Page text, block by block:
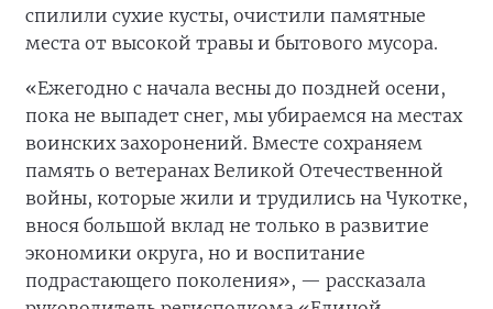
спилили сухие кусты, очистили памятные
места от высокой травы и бытового мусора.
«Ежегодно с начала весны до поздней осени,
пока не выпадет снег, мы убираемся на местах
воинских захоронений. Вместе сохраняем
память о ветеранах Великой Отечественной
войны, которые жили и трудились на Чукотке,
внося большой вклад не только в развитие
экономики округа, но и воспитание
подрастающего поколения», — рассказала